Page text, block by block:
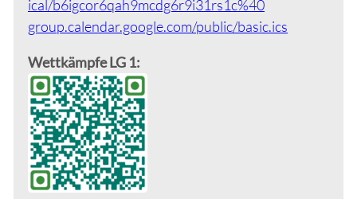
ical/b6igcor6qah9mcdg6r9i31rs1c%40
group.calendar.google.com/public/basic.ics
Wettkämpfe LG 1: